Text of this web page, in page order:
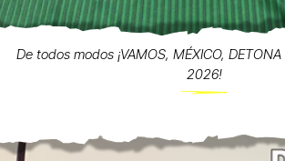
De todos modos ¡VAMOS, MÉXICO,
2026!